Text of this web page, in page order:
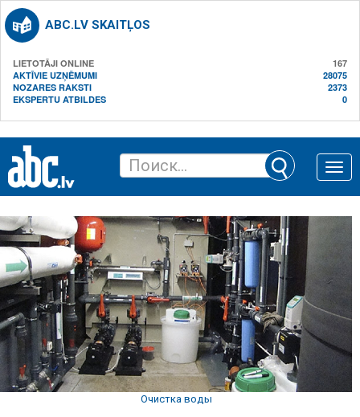
ABC.LV SKAITĻOS
LIETOTĀJI ONLINE
167
AKTĪVIE UZŅĒMUMI
28075
NOZARES RAKSTI
2373
EKSPERTU ATBILDES
0
Toggle
Очистка воды